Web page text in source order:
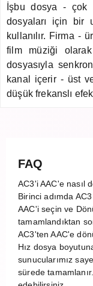
İşbu dosya - çok
dosyaları için bir
kullanılır. Firma -
film müziği
dosyasıyla
kanal içerir - üst
düşük frekanslı
FAQ
AC3'i AAC'e nasıl
Birinci adımda
AAC'i seçin ve
tamamlandıktan
AC3'ten AAC'e
Hız dosya
sunucularımız
sürede